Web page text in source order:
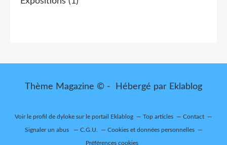
Thème Magazine © - Hébergé par Eklablog
Voir le profil de dyloke sur le portail Eklablog Top articles Contact
Signaler un abus C.G.U. Cookies et données personnelles
Préférences cookies